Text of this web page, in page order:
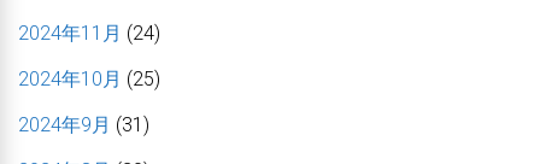
2024年11月 (24)
2024年10月 (25)
2024年9月 (31)